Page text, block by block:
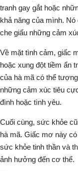
tranh gay gắt hoặc
khả năng của mình.
che giấu những cảm
Về mặt tình cảm, giấc
hoặc xung đột tiềm ẩn
của hà mã có thể
những cảm xúc tiêu
đình hoặc tình yêu.
Cuối cùng, sức khỏe
hà mã. Giấc mơ này
sức khỏe tinh thần và
ảnh hưởng đến cơ thể.